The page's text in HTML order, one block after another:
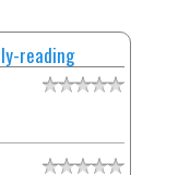
reading